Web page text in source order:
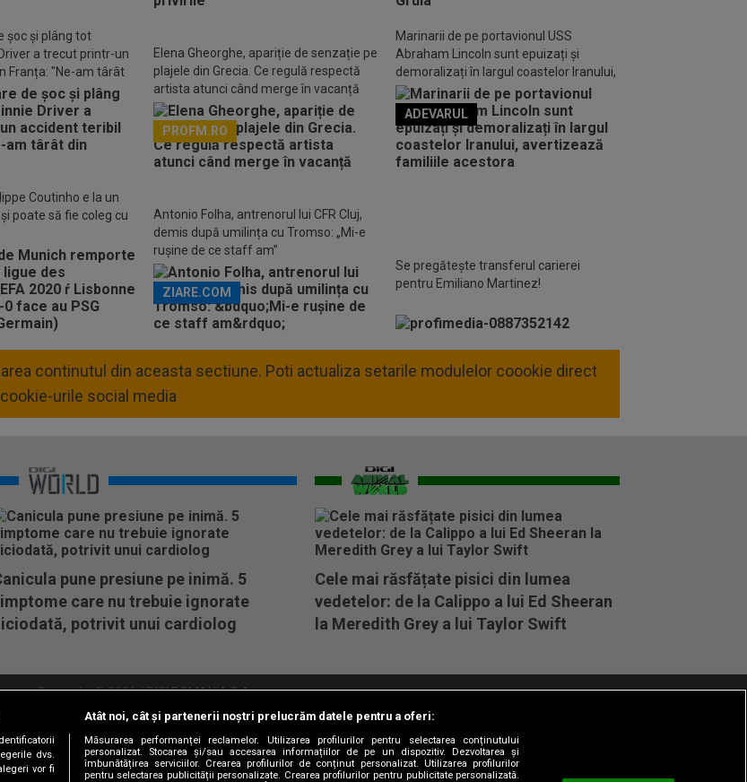
șoc și plâng tot
a trecut printr-un
Franța: "Ne-am târât
Elena Gheorghe, apariție de senzație pe
plajele din Grecia. Ce regulă respectă
artista atunci când merge în vacanță
PROFM.RO
Marinarii de pe portavionul USS
Abraham Lincoln sunt epuizați și
demoralizați în largul coastelor Iranului,
avertizează familiile acestora
ADEVARUL
Coutinho e la un
poate să fie coleg cu
Antonio Folha, antrenorul lui CFR Cluj,
demis după umilința cu Tromso: „Mi-e
rușine de ce staff am”
ZIARE.COM
Se pregătește transferul carierei
pentru Emiliano Martinez!
continutul din aceasta sectiune. Poti actualiza setarile modulelor coookie direct
urile social media
pune presiune pe inimă. 5
care nu trebuie ignorate
potrivit unui cardiolog
Cele mai răsfățate pisici din lumea
vedetelor: de la Calippo a lui Ed Sheeran
la Meredith Grey a lui Taylor Swift
Copyright © 2026 / DIGI ROMANIA S.A.
Digi TV Frecvente Digi Sport Retransmisie Digi Sport Contact/Info Codul etic
Versiune mobil
dvs.
vor fi
Atât noi, cât și partenerii noștri prelucrăm datele pentru a oferi:
Măsurarea performanței reclamelor. Utilizarea profilurilor pentru selectarea conținutului
personalizat. Stocarea și/sau accesarea informațiilor de pe un dispozitiv. Dezvoltarea și
îmbunătățirea serviciilor. Crearea profilurilor de conținut personalizat. Utilizarea profilurilor
pentru selectarea publicității personalizate. Crearea profilurilor pentru publicitate personalizată.